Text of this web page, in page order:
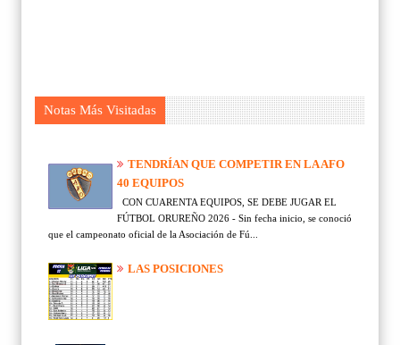
Notas Más Visitadas
TENDRÍAN QUE COMPETIR EN LA AFO
40 EQUIPOS
CON CUARENTA EQUIPOS, SE DEBE JUGAR EL
FÚTBOL ORUREÑO 2026 - Sin fecha inicio, se conoció
que el campeonato oficial de la Asociación de Fú...
LAS POSICIONES